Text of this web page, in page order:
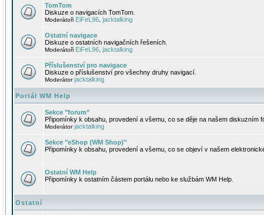
TomTom
Diskuze o navigacích TomTom.
Moderátoři EiFeL96 jacktalking
Ostatní navigace
Diskuze o ostatních navigačních řešeních.
Moderátoři EiFeL96 jacktalking
Příslušenství pro navigace
Diskuze o příslušenství pro všechny druhy navigací.
Moderátorjacktalking
Portál WM Help
Sekce "forum"
Připomínky k obsahu, provedení a všemu, co se děje na našem diskuzním
Moderátorjacktalking
Sekce "eShop (WM Shop)"
Připomínky k obsahu, provedení a všemu, co se objeví v našem
Ostatní WM Help
Připomínky k ostatním částem portálu nebo ke službám WM Help.
Ostatní